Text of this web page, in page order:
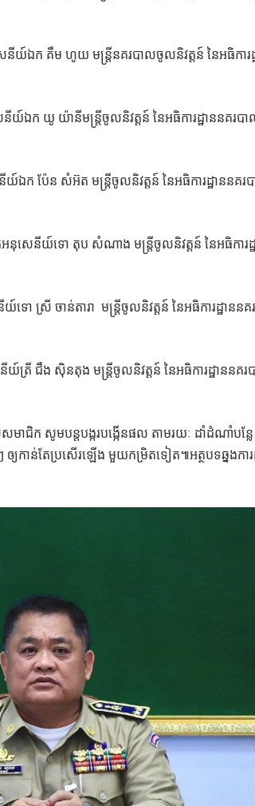
ក គឹម ហូយ មន្ត្រីនគរបាលចូលនិវត្តន៍ នៃអធិការដ្
យូ យ៉ានីមន្ត្រីចូលនិវត្តន៍ នៃអធិការដ្ឋាននគរបា
ប៉ែន សំអ៊ត មន្ត្រីចូលនិវត្តន៍ នៃអធិការដ្ឋាននគរ
េនីយ៍ទោ តុប សំណាង មន្ត្រីចូលនិវត្តន៍ នៃអធិការដ្
ស្រី ចាន់តារា មន្ត្រីចូលនិវត្តន៍ នៃអធិការដ្ឋាននគ
ជឹង ស៊ិនតុង មន្ត្រីចូលនិវត្តន៍ នៃអធិការដ្ឋាននគ
ាជិក សូមបន្តបង្ករបង្កើនផល តាមរយៈ ដាំដំណាំបន្លែ
យកាន់តែប្រសើរឡើង មួយកម្រិតទៀត៕អត្ថបទឆ្នងកា